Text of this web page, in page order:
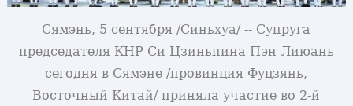
Сямэнь, 5 сентября /Синьхуа/ -- Супруга
председателя КНР Си Цзиньпина Пэн Лиюань
сегодня в Сямэне /провинция Фуцзянь,
Восточный Китай/ приняла участие во 2-й